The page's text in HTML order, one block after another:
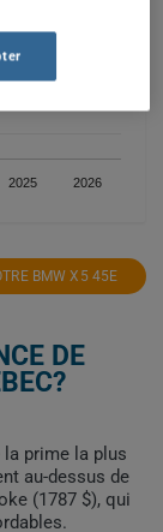
2025 2026
BMW X5 45E
DE
prime la plus
au-dessus de
(1787 $), qui